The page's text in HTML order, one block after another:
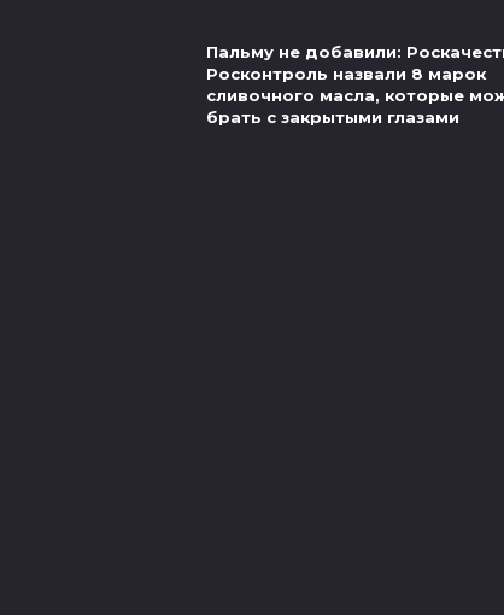
Пальму не добавили:
Росконтроль назвали 8 марок
сливочного масла, которые
брать с закрытыми глазами